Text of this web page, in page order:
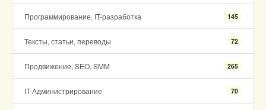
Программирование, IT-разработка 145
Тексты, статьи, переводы 72
Продвижение, SEO, SMM 265
IT-Администрирование 70